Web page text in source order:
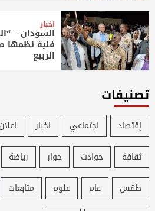
اخبار
السودان –
فنية نظمها
الربيع
تصنيفات
إقتصاد اجتماعي اخبار اعلان
ثقافة
حوادث حوار رياضة
طقس
عام علوم متابعات